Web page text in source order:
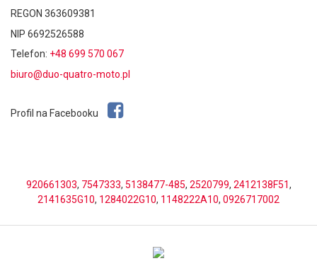
REGON 363609381
NIP 6692526588
Telefon: +48 699 570 067
biuro@duo-quatro-moto.pl
Profil na Facebooku
920661303, 7547333, 5138477-485, 2520799, 2412138F51,
2141635G10, 1284022G10, 1148222A10, 0926717002